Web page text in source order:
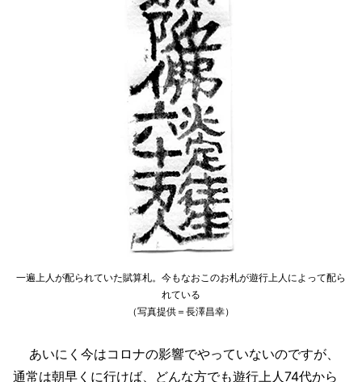
一遍上人が配られていた賦算札。今もなおこのお札が遊行上人によって配ら
れている
（写真提供＝長澤昌幸）
あいにく今はコロナの影響でやっていないのですが、
通常は朝早くに行けば、どんな方でも遊行上人74代から